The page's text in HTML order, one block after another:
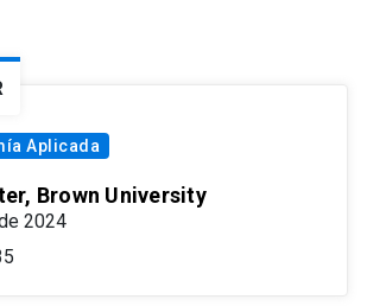
Aplicada
Brown University
2024